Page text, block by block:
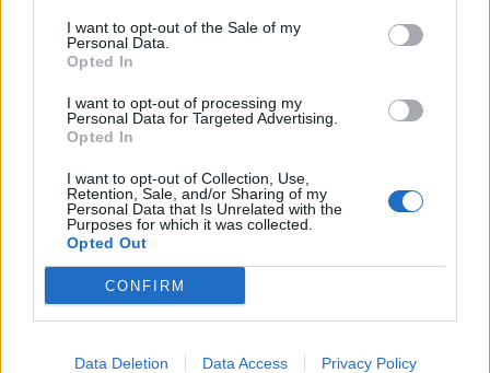
I want to opt-out of the Sale of my
Personal Data.
Opted In
I want to opt-out of processing my
Personal Data for Targeted Advertising.
Opted In
I want to opt-out of Collection, Use,
Retention, Sale, and/or Sharing of my
Personal Data that Is Unrelated with the
Purposes for which it was collected.
Opted Out
CONFIRM
Data Deletion Data Access Privacy Policy
2
MATKAILU
Finnairin lennoista osan lentää
jatkossa toinen lentoyhtiö –
matkustajille tärkeä rajoitus